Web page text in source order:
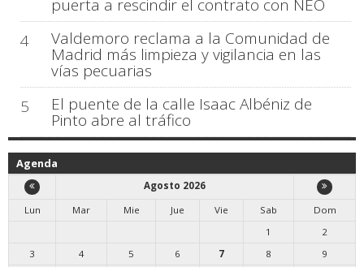
puerta a rescindir el contrato con NEO
4
Valdemoro reclama a la Comunidad de
Madrid más limpieza y vigilancia en las
vías pecuarias
5
El puente de la calle Isaac Albéniz de
Pinto abre al tráfico
Agenda
Agosto 2026
Lun
Mar Mie Jue Vie Sab
Dom
1
2
3
4 5 6 7 8
9